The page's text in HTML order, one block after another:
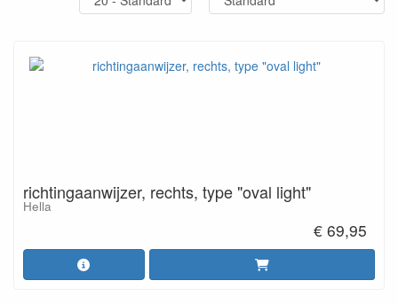
richtingaanwijzer, rechts, type "oval light"
Hella
€ 69,95